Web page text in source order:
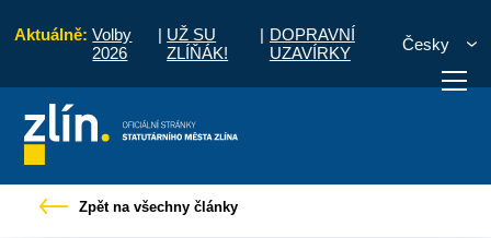
Aktuálně: Volby
2026
| UŽ SU
ZLÍŇÁK!
| DOPRAVNÍ
UZAVÍRKY
Česky
vyřídit Potřebuji zaplatit
Zpět na všechny články